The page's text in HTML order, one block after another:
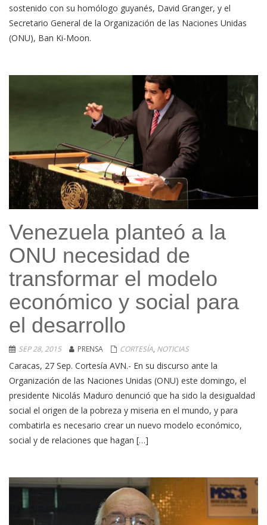
sostenido con su homólogo guyanés, David Granger, y el
Secretario General de la Organización de las Naciones Unidas
(ONU), Ban Ki-Moon.
Venezuela planteó a la
ONU necesidad de
transformar el modelo
económico y social para
el desarrollo
SEP 28, 2015 PRENSA CORTESÍA, NOTICIAS
Caracas, 27 Sep. Cortesía AVN.- En su discurso ante la
Organización de las Naciones Unidas (ONU) este domingo, el
presidente Nicolás Maduro denunció que ha sido la desigualdad
social el origen de la pobreza y miseria en el mundo, y para
combatirla es necesario crear un nuevo modelo económico,
social y de relaciones que hagan […]